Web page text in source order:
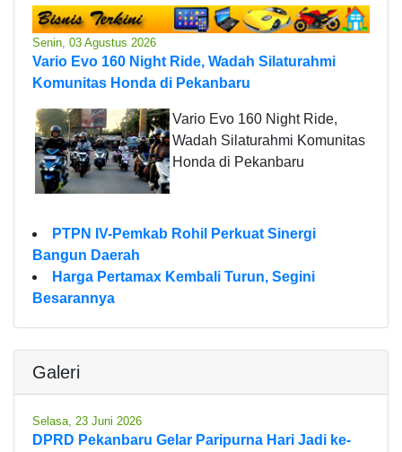
Senin, 03 Agustus 2026
Vario Evo 160 Night Ride, Wadah Silaturahmi
Komunitas Honda di Pekanbaru
Vario Evo 160 Night Ride,
Wadah Silaturahmi Komunitas
Honda di Pekanbaru
PTPN IV-Pemkab Rohil Perkuat Sinergi
Bangun Daerah
Harga Pertamax Kembali Turun, Segini
Besarannya
Galeri
Selasa, 23 Juni 2026
DPRD Pekanbaru Gelar Paripurna Hari Jadi ke-